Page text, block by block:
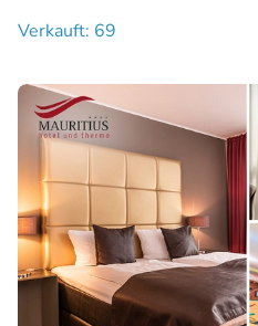
Verkauft: 69